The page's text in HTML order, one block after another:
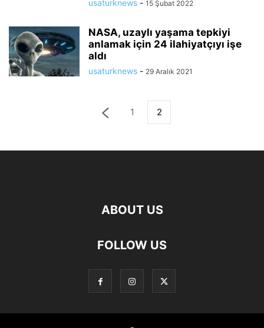
usaturknews - 15 Şubat 2022
NASA, uzaylı yaşama tepkiyi
anlamak için 24 ilahiyatçıyı işe
aldı
usaturknews - 29 Aralık 2021
1 2
ABOUT US
FOLLOW US